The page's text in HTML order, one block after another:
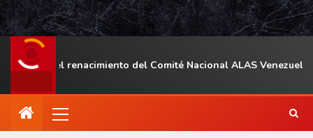
el renacimiento del Comité Nacional ALAS Venezuela